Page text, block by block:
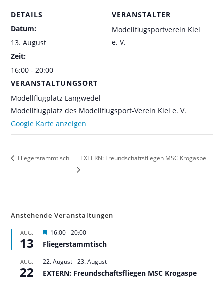
DETAILS
Datum:
13. August
Zeit:
16:00 - 20:00
VERANSTALTUNGSORT
Modellflugplatz Langwedel
Modellflugplatz des Modellflugsport-Verein Kiel e. V.
Google Karte anzeigen
VERANSTALTER
Modellflugsportverein Kiel
e. V.
Fliegerstammtisch EXTERN: Freundschaftsfliegen MSC Krogaspe
Anstehende Veranstaltungen
AUG.
13
H
e
r
o
r
16:00-20:00
Fliegerstammtisch
AUG.
22
22. August-23. August
EXTERN: Freundschaftsfliegen MSC Krogaspe